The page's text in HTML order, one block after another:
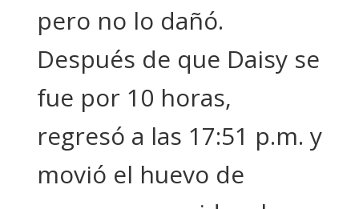
pero no lo dañó.
Después de que Daisy se
fue por 10 horas,
regresó a las 17:51 p.m. y
movió el huevo de